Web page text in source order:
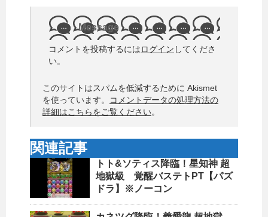
Message
コメントを投稿するにはログイン してくださ
い。
このサイトはスパムを低減するために Akismet
を使っています。
コメントデータの処理方法の
詳細はこちらをご覧ください。
関連記事
トト&ソティス降臨！星知神 超
地獄級 覚醒バステトPT【パズ
ドラ】※ノーコン